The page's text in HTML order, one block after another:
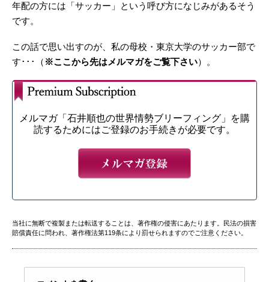
年配の方には「サッカー」という呼び方になじみがあるそう
です。
この話で思い出すのが、私の母校・東京大学のサッカー部で
す･･･（ ※ここから先はメルマガをご覧下さい）。
メルマガ「石井順也の世界情勢ブリーフィング」を購
読するためにはご登録のお手続きが必要です。
当社に無断で複製または転送することは、著作権の侵害にあたります。民法の損害
賠償責任に問われ、著作権法第119条により罰せられますのでご注意ください。